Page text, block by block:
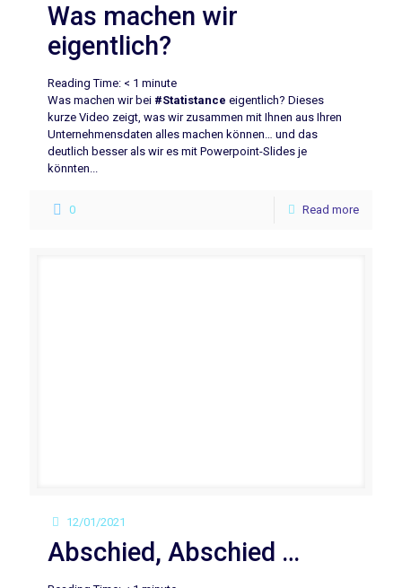
Was machen wir
eigentlich?
Reading Time: < 1 minute
Was machen wir bei #Statistance eigentlich? Dieses
kurze Video zeigt, was wir zusammen mit Ihnen aus Ihren
Unternehmensdaten alles machen können… und das
deutlich besser als wir es mit Powerpoint-Slides je
könnten...
0 Read more
12/01/2021
Abschied, Abschied …